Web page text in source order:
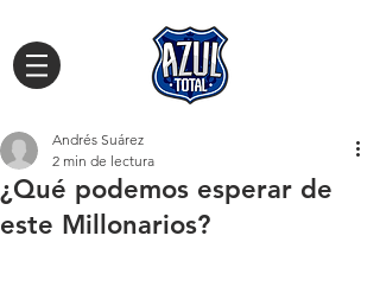
¿Qué podemos esperar de
este Millonarios?
Andrés Suárez
2 min de lectura